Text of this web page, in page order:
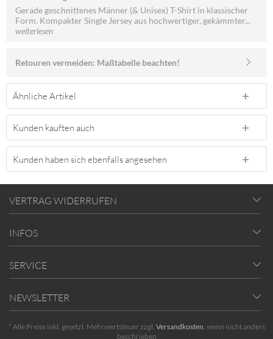
Gerade geschnittenes Männer (& Unisex) T-Shirt in klassischer
Form. Kompakter Single Jersey aus hochwertiger, gekämmter...
weiterlesen
Retouren vermeiden: Maßtabelle beachten!
Ähnliche Artikel
Kunden kauften auch
Kunden haben sich ebenfalls angesehen
VERTRAG WIDERRUFEN
INFOS
SERVICE
NEWSLETTER
* Alle Preise inkl. gesetzl. Mehrwertsteuer zzgl. Versandkosten, wenn nicht anders
beschrieben